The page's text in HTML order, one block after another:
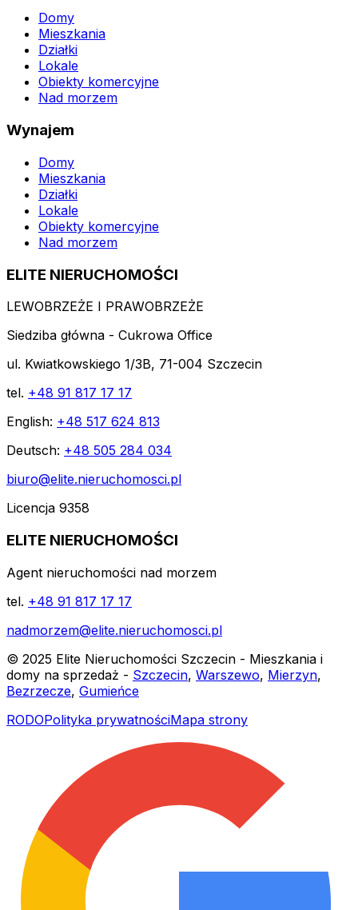
Domy
Mieszkania
Działki
Lokale
Obiekty komercyjne
Nad morzem
Wynajem
Domy
Mieszkania
Działki
Lokale
Obiekty komercyjne
Nad morzem
ELITE NIERUCHOMOŚCI
LEWOBRZEŻE I PRAWOBRZEŻE
Siedziba główna - Cukrowa Office
ul. Kwiatkowskiego 1/3B, 71-004 Szczecin
tel. +48 91 817 17 17
English: +48 517 624 813
Deutsch: +48 505 284 034
biuro@elite.nieruchomosci.pl
Licencja 9358
ELITE NIERUCHOMOŚCI
Agent nieruchomości nad morzem
tel. +48 91 817 17 17
nadmorzem@elite.nieruchomosci.pl
© 2025 Elite Nieruchomości Szczecin - Mieszkania i
domy na sprzedaż - Szczecin, Warszewo, Mierzyn,
Bezrzecze, Gumieńce
RODOPolityka prywatnościMapa strony